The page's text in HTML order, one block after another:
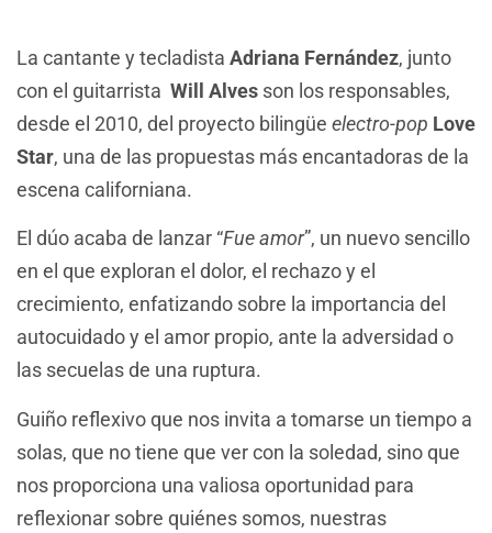
La cantante y tecladista Adriana Fernández, junto
con el guitarrista Will Alves son los responsables,
desde el 2010, del proyecto bilingüe electro-pop Love
Star, una de las propuestas más encantadoras de la
escena californiana.
El dúo acaba de lanzar “Fue amor”, un nuevo sencillo
en el que exploran el dolor, el rechazo y el
crecimiento, enfatizando sobre la importancia del
autocuidado y el amor propio, ante la adversidad o
las secuelas de una ruptura.
Guiño reflexivo que nos invita a tomarse un tiempo a
solas, que no tiene que ver con la soledad, sino que
nos proporciona una valiosa oportunidad para
reflexionar sobre quiénes somos, nuestras